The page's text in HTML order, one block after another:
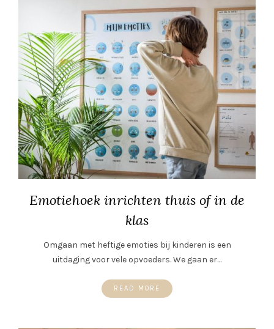
Emotiehoek inrichten thuis of in de
klas
Omgaan met heftige emoties bij kinderen is een
uitdaging voor vele opvoeders. We gaan er…
READ MORE